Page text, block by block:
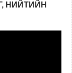
НИЙТИЙН